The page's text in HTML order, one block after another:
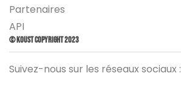
Partenaires
API
© Koust Copyright 2023
Suivez-nous sur les réseaux sociaux :